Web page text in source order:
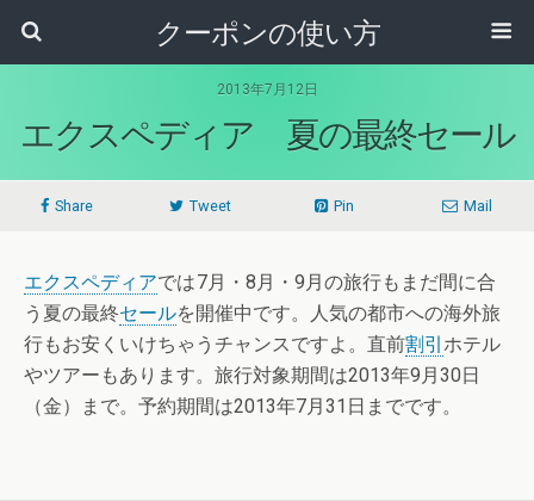
クーポンの使い方
2013年7月12日
エクスペディア 夏の最終セール
Share Tweet Pin Mail
エクスペディアでは7月・8月・9月の旅行もまだ間に合
う夏の最終セールを開催中です。人気の都市への海外旅
行もお安くいけちゃうチャンスですよ。直前割引ホテル
やツアーもあります。旅行対象期間は2013年9月30日
（金）まで。予約期間は2013年7月31日までです。